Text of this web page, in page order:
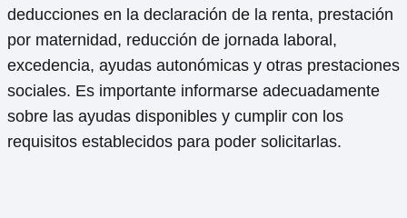
deducciones en la declaración de la renta, prestación
por maternidad, reducción de jornada laboral,
excedencia, ayudas autonómicas y otras prestaciones
sociales. Es importante informarse adecuadamente
sobre las ayudas disponibles y cumplir con los
requisitos establecidos para poder solicitarlas.